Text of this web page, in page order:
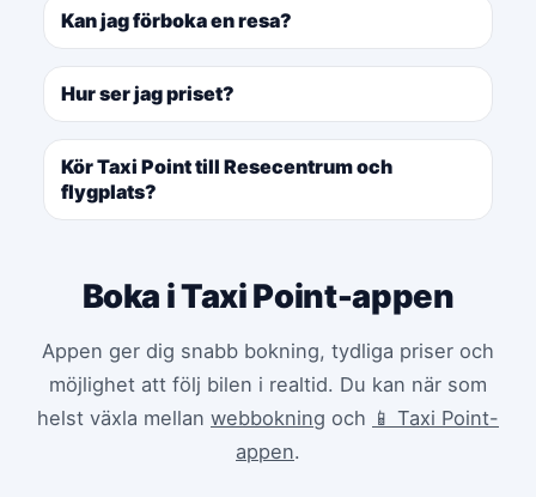
Kan jag förboka en resa?
Hur ser jag priset?
Kör Taxi Point till Resecentrum och
flygplats?
Boka i Taxi Point-appen
Appen ger dig snabb bokning, tydliga priser och
möjlighet att följ bilen i realtid. Du kan när som
helst växla mellan webbokning och 📱 Taxi Point-
appen.